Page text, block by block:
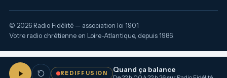
© 2026 Radio Fidélité — association loi 1901
Votre radio chrétienne en Loire-Atlantique, depuis 1986.
REDIFFUSION Quand ça balance